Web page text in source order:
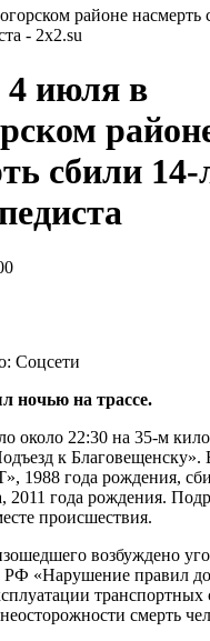
районе насмерть
- 2x2.su
июля в
сбили 14-
Соцсети
ночью на трассе.
около 22:30 на 35-м
к Благовещенску».
1988 года рождения,
2011 года рождения.
происшествия.
возбуждено
РФ «Нарушение правил
транспортных
смерть